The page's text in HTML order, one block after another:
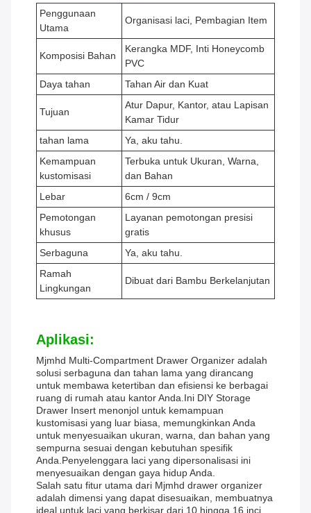
Penggunaan
Utama
Organisasi laci, Pembagian Item
Komposisi Bahan
Kerangka MDF, Inti Honeycomb
PVC
Daya tahan
Tahan Air dan Kuat
Tujuan
Atur Dapur, Kantor, atau Lapisan
Kamar Tidur
tahan lama
Ya, aku tahu.
Kemampuan
kustomisasi
Terbuka untuk Ukuran, Warna,
dan Bahan
Lebar
6cm / 9cm
Pemotongan
khusus
Layanan pemotongan presisi
gratis
Serbaguna
Ya, aku tahu.
Ramah
Lingkungan
Dibuat dari Bambu Berkelanjutan
Aplikasi:
Mjmhd Multi-Compartment Drawer Organizer adalah
solusi serbaguna dan tahan lama yang dirancang
untuk membawa ketertiban dan efisiensi ke berbagai
ruang di rumah atau kantor Anda.Ini DIY Storage
Drawer Insert menonjol untuk kemampuan
kustomisasi yang luar biasa, memungkinkan Anda
untuk menyesuaikan ukuran, warna, dan bahan yang
sempurna sesuai dengan kebutuhan spesifik
Anda.Penyelenggara laci yang dipersonalisasi ini
menyesuaikan dengan gaya hidup Anda.
Salah satu fitur utama dari Mjmhd drawer organizer
adalah dimensi yang dapat disesuaikan, membuatnya
ideal untuk laci yang berkisar dari 10 hingga 16 inci